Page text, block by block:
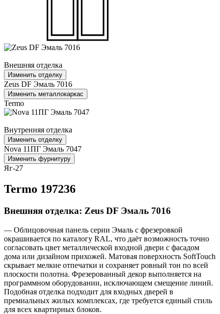
Внешняя отделка
Изменить отделку
Zeus DF Эмаль 7016
Изменить металлокаркас
Termo
Внутренняя отделка
Изменить отделку
Nova 11ПГ Эмаль 7047
Изменить фурнитуру
Яг-27
Termo 197236
Внешняя отделка: Zeus DF Эмаль 7016
— Облицовочная панель серии Эмаль с фрезеровкой
окрашивается по каталогу RAL, что даёт возможность точно
согласовать цвет металлической входной двери с фасадом
дома или дизайном прихожей. Матовая поверхность SoftTouch
скрывает мелкие отпечатки и сохраняет ровный тон по всей
плоскости полотна. Фрезерованный декор выполняется на
программном оборудовании, исключающем смещение линий.
Подобная отделка подходит для входных дверей в
премиальных жилых комплексах, где требуется единый стиль
для всех квартирных блоков.